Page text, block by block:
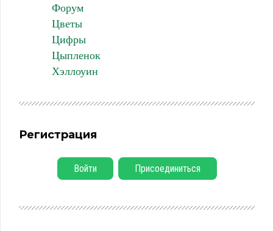
Форум
Цветы
Цифры
Цыпленок
Хэллоуин
Регистрация
Войти Присоединиться